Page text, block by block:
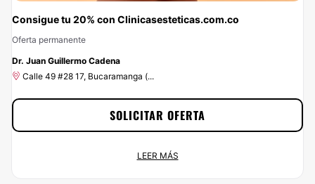
-20%
Consigue tu 20% con Clinicasesteticas.com.co
Oferta permanente
Dr. Juan Guillermo Cadena
Calle 49 #28 17, Bucaramanga (...
SOLICITAR OFERTA
LEER MÁS